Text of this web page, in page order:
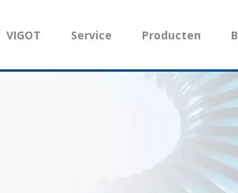
VIGOT Service Producten